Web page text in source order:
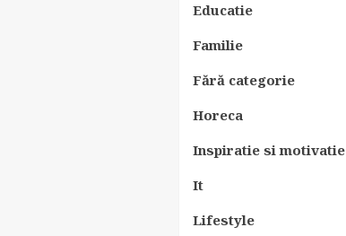
Educatie
Familie
Fără categorie
Horeca
Inspiratie si motivatie
It
Lifestyle